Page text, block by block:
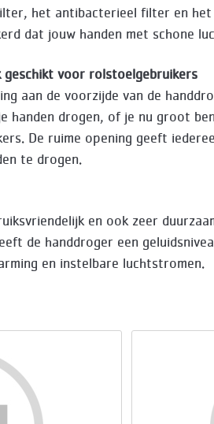
het antibacterieel filter en
dat jouw handen met schone
geschikt voor rolstoelgebruikers
aan de voorzijde van de
handen drogen, of je nu groot
De ruime opening geeft
te drogen.
en ook zeer
de handdroger een
en instelbare luchtstromen.